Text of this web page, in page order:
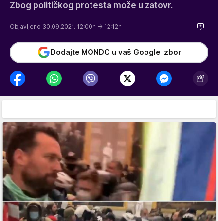
Zbog političkog protesta može u zatovr.
Objavljeno 30.09.2021. 12:00h → 12:12h
Dodajte MONDO u vaš Google izbor